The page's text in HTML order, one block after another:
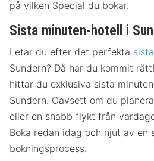
på vilken Special du bokar.
Sista minuten-hotell i
Letar du efter det perfekta
Sundern? Då har du kommit
hittar du exklusiva sista
Sundern. Oavsett om du
eller en snabb flykt från
Boka redan idag och njut av en
bokningsprocess.